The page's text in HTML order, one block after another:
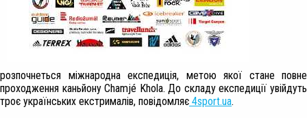
розпочнеться міжнародна експедиція, метою якої стане повне
проходження каньйону Chamjé Khola. До складу експедиції увійдуть
троє українських екстрималів, повідомляє 4sport.ua.